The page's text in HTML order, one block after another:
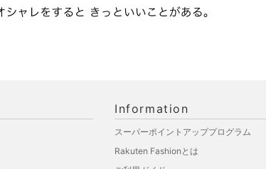
Information
スーパーポイントアッププログラム
Rakuten Fashionとは